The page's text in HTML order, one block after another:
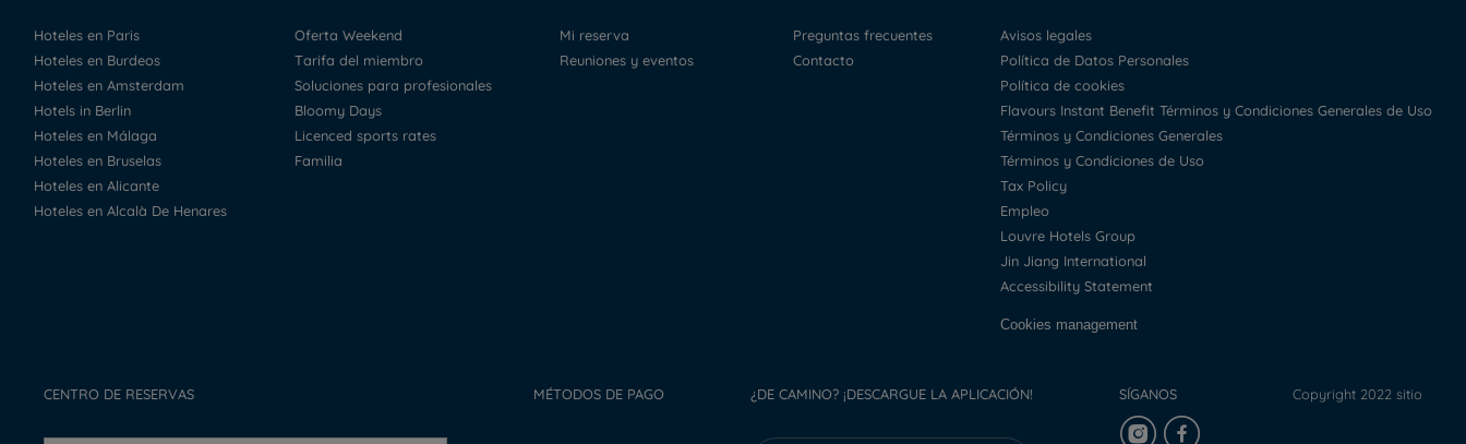
Hoteles en Paris
Hoteles en Burdeos
Hoteles en Amsterdam
Hotels in Berlin
Hoteles en Málaga
Hoteles en Bruselas
Hoteles en Alicante
Hoteles en Alcalà De Henares
Oferta Weekend
Tarifa del miembro
Soluciones para profesionales
Bloomy Days
Licenced sports rates
Familia
Mi reserva
Reuniones y eventos
Preguntas frecuentes
Contacto
Avisos legales
Política de Datos Personales
Política de cookies
Flavours Instant Benefit Términos y Condiciones Generales de Uso
Términos y Condiciones Generales
Términos y Condiciones de Uso
Tax Policy
Empleo
Louvre Hotels Group
Jin Jiang International
Accessibility Statement
Cookies management
CENTRO DE RESERVAS MÉTODOS DE PAGO ¿DE CAMINO? ¡DESCARGUE LA APLICACIÓN! SÍGANOS Copyright 2022 sitio